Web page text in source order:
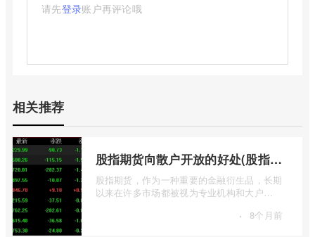
请先登录账户再评论哦
相关推荐
股指期货向散户开放的好处(股指期货对利空信息更加敏感吗)
股指期货，作为一种重要的金融衍生品，长期
以来在许多市场都被视为专业机构和大户
· 8个月前